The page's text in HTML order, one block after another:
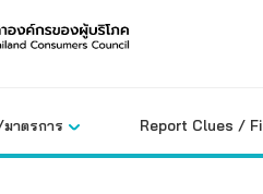
าตรการ Report Clues /